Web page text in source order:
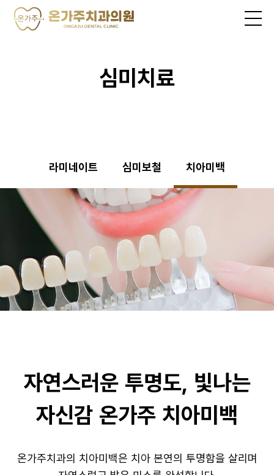
심미치료
라미네이트 심미보철 치아미백
자연스러운 투명도, 빛나는
자신감 온가주 치아미백
온가주치과의 치아미백은 치아 본연의 투명함을 살리며